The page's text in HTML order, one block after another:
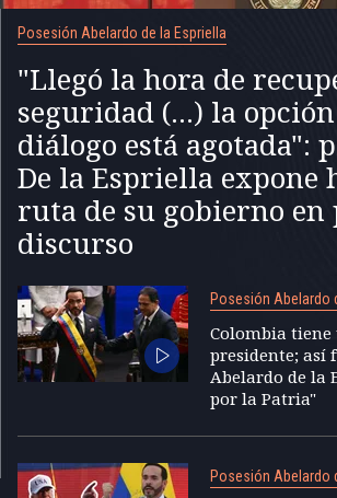
Posesión Abelardo de la Espriella
"Llegó la hora de
seguridad (...) la
diálogo está agotada":
De la Espriella expone
ruta de su gobierno
discurso
Posesión Abelardo
Colombia tiene
presidente; así
Abelardo de la
por la Patria"
Posesión Abelardo